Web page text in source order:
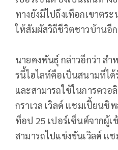
ทางยังมีไปถึงเทือกเขาต
ให้สัมผัสวิถีชีวิตชาวบ้านอี
นายคงพันธุ์ กล่าวอีกว่า สำ
รนี้ไฮไลท์คือเป็นสนามที่ได้
และสามารถใช้ในการคว
กราเวล เวิลด์ แชมเปี้ยนชิ
ท็อป 25 เปอร์เซ็นต์จากผู้
สามารถไปแข่งขันเวิลด์ แ